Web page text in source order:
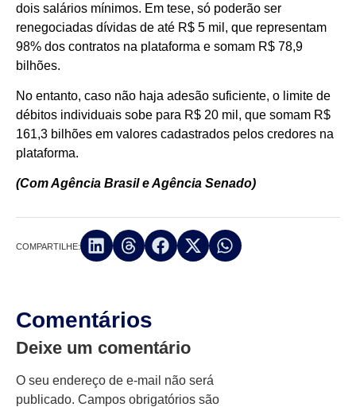
dois salários mínimos. Em tese, só poderão ser
renegociadas dívidas de até R$ 5 mil, que representam
98% dos contratos na plataforma e somam R$ 78,9
bilhões.
No entanto, caso não haja adesão suficiente, o limite de
débitos individuais sobe para R$ 20 mil, que somam R$
161,3 bilhões em valores cadastrados pelos credores na
plataforma.
(Com Agência Brasil e Agência Senado)
COMPARTILHE:
Comentários
Deixe um comentário
O seu endereço de e-mail não será
publicado. Campos obrigatórios são